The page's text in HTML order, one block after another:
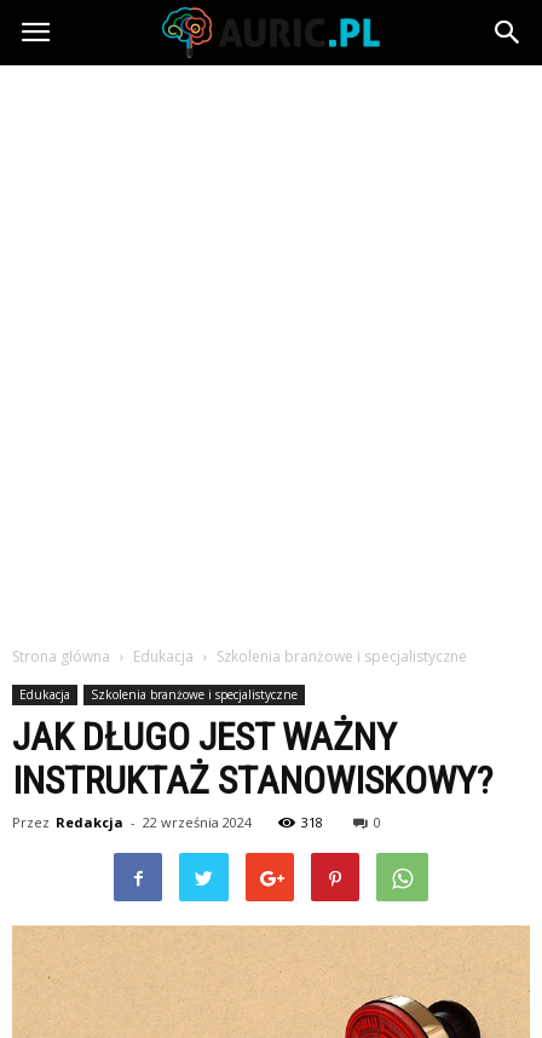
Auric.pl
Strona główna Edukacja Szkolenia branżowe i specjalistyczne
Edukacja Szkolenia branżowe i specjalistyczne
JAK DŁUGO JEST WAŻNY
INSTRUKTAŻ STANOWISKOWY?
Przez Redakcja - 22 września 2024 318 0